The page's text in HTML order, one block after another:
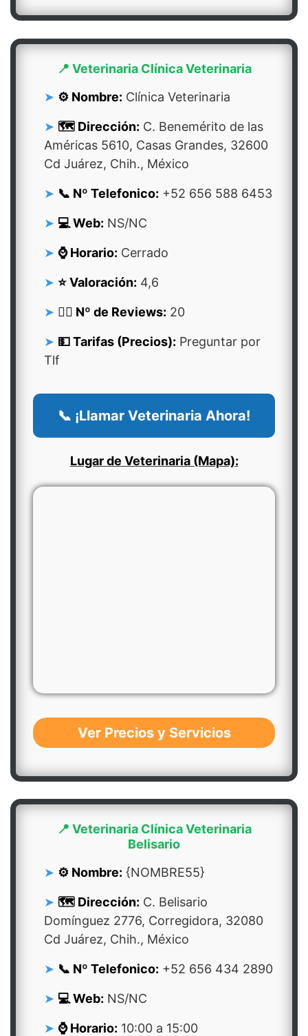
📍 Veterinaria Clínica Veterinaria
⚙️ Nombre: Clínica Veterinaria
🗺️ Dirección: C. Benemérito de las
Américas 5610, Casas Grandes, 32600
Cd Juárez, Chih., México
📞 Nº Telefonico: +52 656 588 6453
💻 Web: NS/NC
⌚ Horario: Cerrado
⭐ Valoración: 4,6
👍🏻 Nº de Reviews: 20
💵 Tarifas (Precios): Preguntar por
Tlf
📞 ¡Llamar Veterinaria Ahora!
Lugar de Veterinaria (Mapa):
Ver Precios y Servicios
📍 Veterinaria Clínica Veterinaria
Belisario
⚙️ Nombre: {NOMBRE55}
🗺️ Dirección: C. Belisario
Domínguez 2776, Corregidora, 32080
Cd Juárez, Chih., México
📞 Nº Telefonico: +52 656 434 2890
💻 Web: NS/NC
⌚ Horario: 10:00 a 15:00